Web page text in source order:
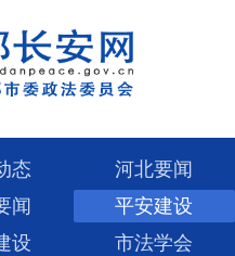
态
河北要闻
闻
平安建设
设
市法学会